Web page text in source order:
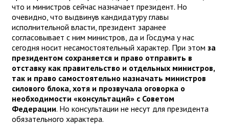
что и министров сейчас назначает президент. Но
очевидно, что выдвинув кандидатуру главы
исполнительной власти, президент заранее
согласовывает с ним министров, да и Госдума у нас
сегодня носит несамостоятельный характер. При этом за
президентом сохраняется и право отправить в
отставку как правительство и отдельных министров,
так и право самостоятельно назначать министров
силового блока, хотя и прозвучала оговорка о
необходимости «консультаций» с Советом
Федерации. Но консультации не несут для президента
обязательного характера.